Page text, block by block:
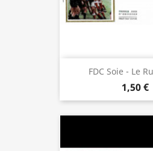
FDC Soie - Le
1,50 €